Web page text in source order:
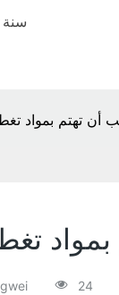
15
أن تهتم بمواد
24